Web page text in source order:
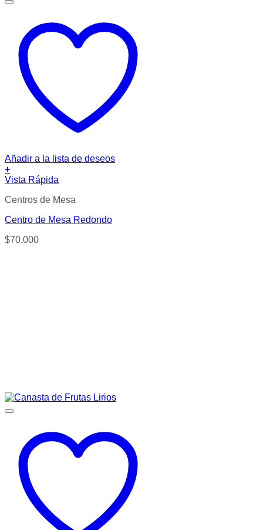
Añadir a la lista de deseos
+
Vista Rápida
Centros de Mesa
Centro de Mesa Redondo
$70.000